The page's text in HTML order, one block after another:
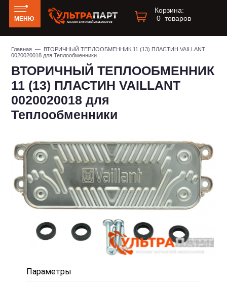
МЕНЮ
Корзина:
0 товаров
Главная — ВТОРИЧНЫЙ ТЕПЛООБМЕННИК 11 (13) ПЛАСТИН VAILLANT
0020020018 для Теплообменники
ВТОРИЧНЫЙ ТЕПЛООБМЕННИК
11 (13) ПЛАСТИН VAILLANT
0020020018 для
Теплообменники
Параметры